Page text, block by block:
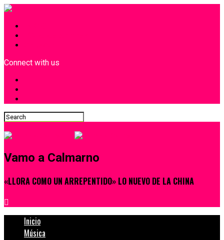
Connect with us
Vamo a Calmarno
«LLORA COMO UN ARREPENTIDO» LO NUEVO DE LA CHINA
Inicio
Música